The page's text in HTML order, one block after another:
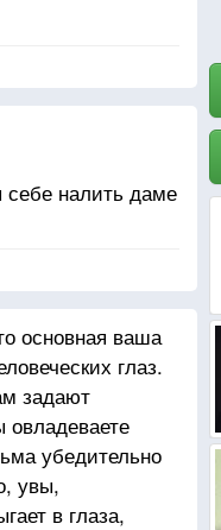
себе налить даме
основная ваша
глаз.
задают
овладеваете
убедительно
увы,
в глаза,